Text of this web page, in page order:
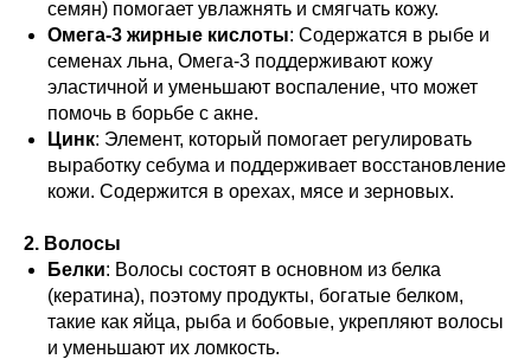
семян) помогает увлажнять и смягчать кожу.
Омега-3 жирные кислоты: Содержатся в рыбе и
семенах льна, Омега-3 поддерживают кожу
эластичной и уменьшают воспаление, что может
помочь в борьбе с акне.
Цинк: Элемент, который помогает регулировать
выработку себума и поддерживает восстановление
кожи. Содержится в орехах, мясе и зерновых.
2. Волосы
Белки: Волосы состоят в основном из белка
(кератина), поэтому продукты, богатые белком,
такие как яйца, рыба и бобовые, укрепляют волосы
и уменьшают их ломкость.